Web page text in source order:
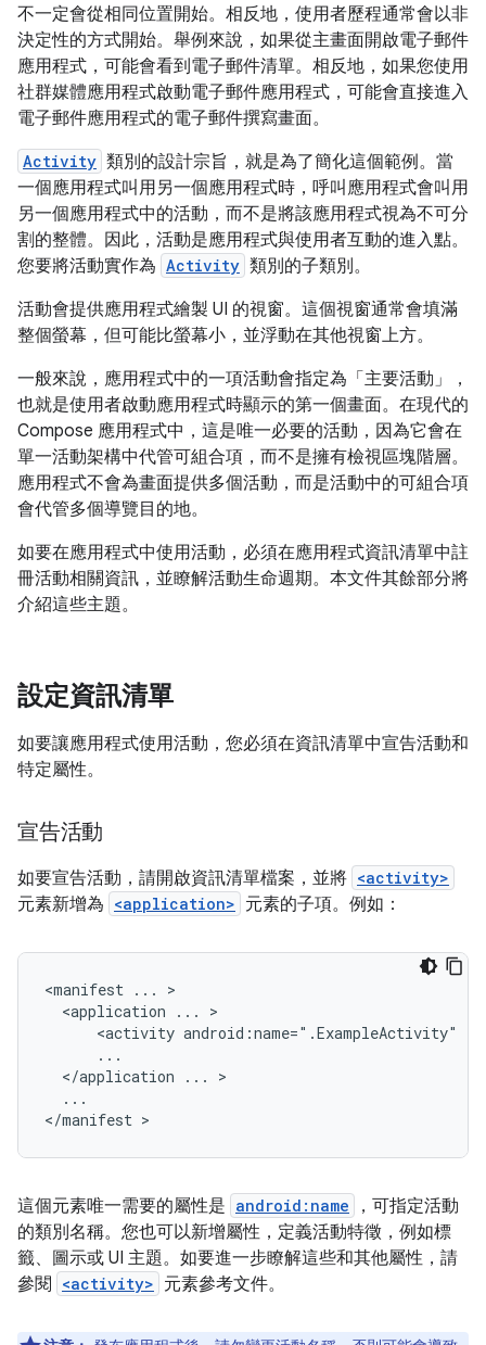
不一定會從相同位置開始。相反地，使用者歷程通常會以非
決定性的方式開始。舉例來說，如果從主畫面開啟電子郵件
應用程式，可能會看到電子郵件清單。相反地，如果您使用
社群媒體應用程式啟動電子郵件應用程式，可能會直接進入
電子郵件應用程式的電子郵件撰寫畫面。
Activity 類別的設計宗旨，就是為了簡化這個範例。當
一個應用程式叫用另一個應用程式時，呼叫應用程式會叫用
另一個應用程式中的活動，而不是將該應用程式視為不可分
割的整體。因此，活動是應用程式與使用者互動的進入點。
您要將活動實作為 Activity 類別的子類別。
活動會提供應用程式繪製 UI 的視窗。這個視窗通常會填滿
整個螢幕，但可能比螢幕小，並浮動在其他視窗上方。
一般來說，應用程式中的一項活動會指定為「主要活動」
，
也就是使用者啟動應用程式時顯示的第一個畫面。在現代的
Compose 應用程式中，這是唯一必要的活動，因為它會在
單一活動架構中代管可組合項，而不是擁有檢視區塊階層。
應用程式不會為畫面提供多個活動，而是活動中的可組合項
會代管多個導覽目的地。
如要在應用程式中使用活動，必須在應用程式資訊清單中註
冊活動相關資訊，並瞭解活動生命週期。本文件其餘部分將
介紹這些主題。
設定資訊清單
如要讓應用程式使用活動，您必須在資訊清單中宣告活動和
特定屬性。
宣告活動
如要宣告活動，請開啟資訊清單檔案，並將 <activity>
元素新增為 <application> 元素的子項。例如：
<manifest ...
<application
...
<activity android:name=".ExampleActivity"
</application
...
...
</manifest
這個元素唯一需要的屬性是 android:name
，可指定活動
的類別名稱。您也可以新增屬性，定義活動特徵，例如標
籤、圖示或 UI 主題。如要進一步瞭解這些和其他屬性，請
參閱
<activity> 元素參考文件。